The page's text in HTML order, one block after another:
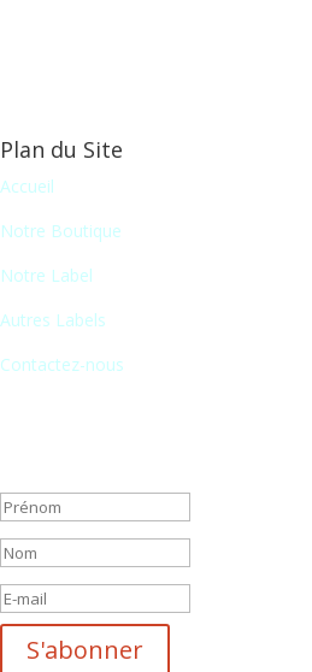
Plan du Site
Accueil
Notre Boutique
Notre Label
Autres Labels
Contactez-nous
S'abonner